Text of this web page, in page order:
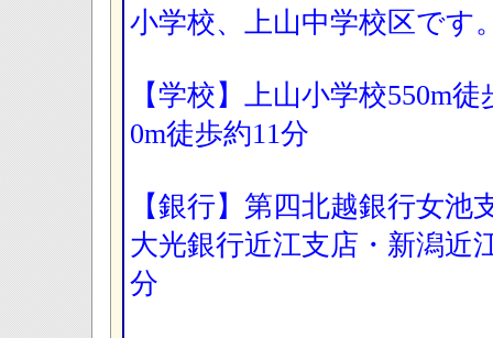
小学校、上山中学校区です
【学校】上山小学校550m
0m徒歩約11分
【銀行】第四北越銀行女
大光銀行近江支店・新潟近
分